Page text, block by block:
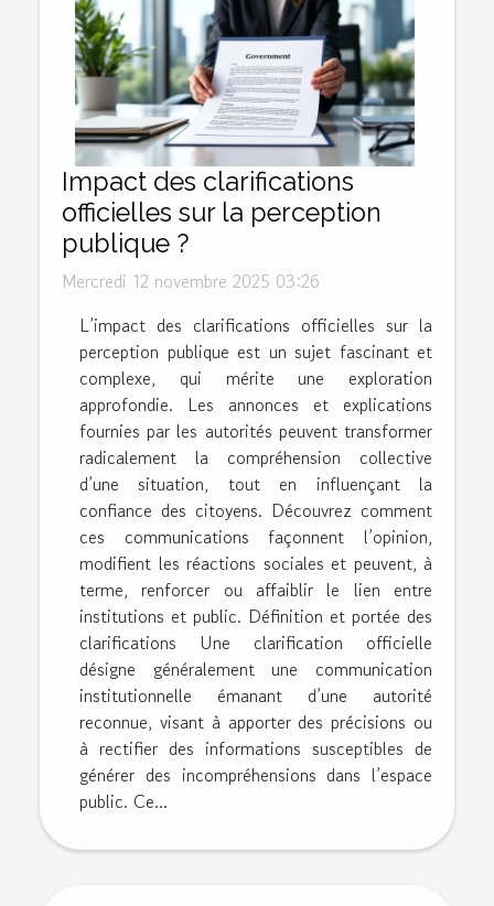
Impact des clarifications
officielles sur la perception
publique ?
Mercredi 12 novembre 2025 03:26
L’impact des clarifications officielles sur la
perception publique est un sujet fascinant et
complexe, qui mérite une exploration
approfondie. Les annonces et explications
fournies par les autorités peuvent transformer
radicalement la compréhension collective
d’une situation, tout en influençant la
confiance des citoyens. Découvrez comment
ces communications façonnent l’opinion,
modifient les réactions sociales et peuvent, à
terme, renforcer ou affaiblir le lien entre
institutions et public. Définition et portée des
clarifications Une clarification officielle
désigne généralement une communication
institutionnelle émanant d’une autorité
reconnue, visant à apporter des précisions ou
à rectifier des informations susceptibles de
générer des incompréhensions dans l’espace
public. Ce...